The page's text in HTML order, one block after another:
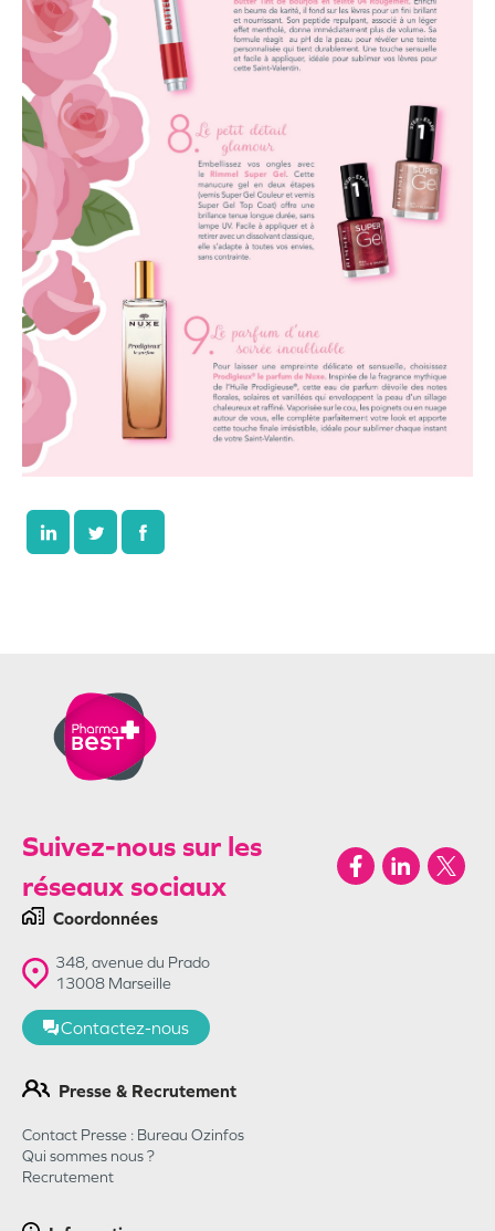
Suivez-nous sur les
réseaux sociaux
Coordonnées
348, avenue du Prado
13008 Marseille
Contactez-nous
Presse & Recrutement
Contact Presse : Bureau Ozinfos
Qui sommes nous ?
Recrutement